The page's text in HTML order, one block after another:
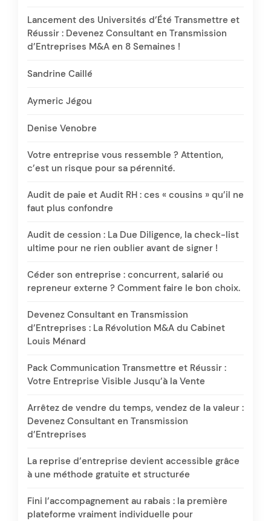
Lancement des Universités d’Été Transmettre et
Réussir : Devenez Consultant en Transmission
d’Entreprises M&A en 8 Semaines !
Sandrine Caillé
Aymeric Jégou
Denise Venobre
Votre entreprise vous ressemble ? Attention,
c’est un risque pour sa pérennité.
Audit de paie et Audit RH : ces « cousins » qu’il ne
faut plus confondre
Audit de cession : La Due Diligence, la check-list
ultime pour ne rien oublier avant de signer !
Céder son entreprise : concurrent, salarié ou
repreneur externe ? Comment faire le bon choix.
Devenez Consultant en Transmission
d’Entreprises : La Révolution M&A du Cabinet
Louis Ménard
Pack Communication Transmettre et Réussir :
Votre Entreprise Visible Jusqu’à la Vente
Arrêtez de vendre du temps, vendez de la valeur :
Devenez Consultant en Transmission
d’Entreprises
La reprise d’entreprise devient accessible grâce
à une méthode gratuite et structurée
Fini l’accompagnement au rabais : la première
plateforme vraiment individuelle pour